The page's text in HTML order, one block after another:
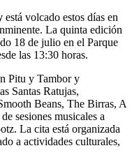
está volcado estos días en
La quinta edición
18 de julio en el Parque
las 13:30 horas.
Pitu y Tambor y
Santas Ratujas,
Beans, The Birras, A
sesiones musicales a
La cita está organizada
a actividades culturales,